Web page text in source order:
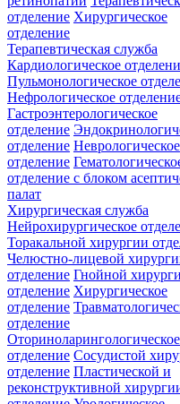
отделение Хирургическое
отделение
Терапевтическая служба
Кардиологическое
Пульмонологическое
Нефрологическое
Гастроэнтерологическое
отделение
отделение Неврологическое
отделение
отделение c блоком
палат
Хирургическая служба
Нейрохирургическое
Торакальной хирургии
Челюстно-лицевой
отделение Гнойной
отделение Хирургическое
отделение
отделение
Оториноларингологическое
отделение Сосудистой
отделение Пластической и
реконструктивной